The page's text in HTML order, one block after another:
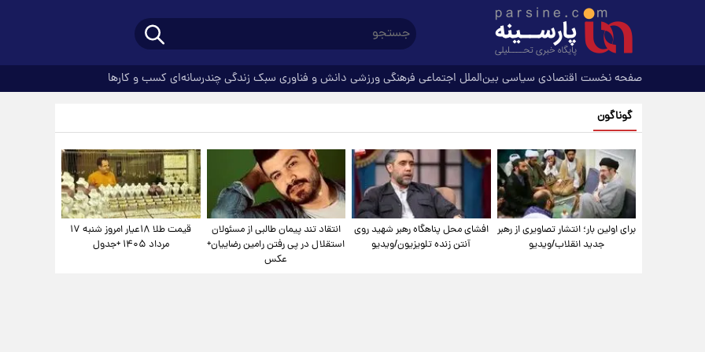
صفحه نخست اقتصادی سیاسی بین‌الملل اجتماعی فرهنگیورزشی دانش و فناوری سبک زندگیچندرسانه‌ای کسب و کارها
گوناگون
برای اولین بار؛ انتشار تصاویری از رهبر
جدید انقلاب/ویدیو
افشای محل پناهگاه‌ رهبر شهید روی
آنتن زنده تلویزیون/ویدیو
انتقاد تند پیمان طالبی از مسئولان
استقلال در پی رفتن رامین رضاییان+
عکس
قیمت طلا ۱۸عیار امروز شنبه ۱۷
مرداد ۱۴۰۵ +جدول